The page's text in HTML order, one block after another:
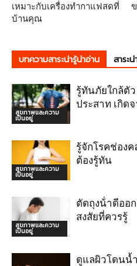
เหมาะกับเครื่องทำกาแฟสดที่
บ้านคุณ
บทความสาระน่ารู้น่าอ่าน สาระ
สุขภาพและความ
เป็นอยู่
รู้ทันภัยใกล้ตั
ประสาท เกิดจ
สุขภาพและความ
เป็นอยู่
รู้จักโรคช่อง
ต้องรู้ทัน
สุขภาพและความ
เป็นอยู่
ตัดถุงน้ําดีออ
สงสัยที่ควรรู้
ดูแลผิวโดนน้